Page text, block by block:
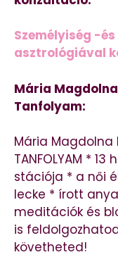
Személyiség -
asztrológiával
Mária
Tanfolyam:
Mária Magdolna
TANFOLYAM *
stációja * a női
lecke * írott
meditációk és
is
követheted!